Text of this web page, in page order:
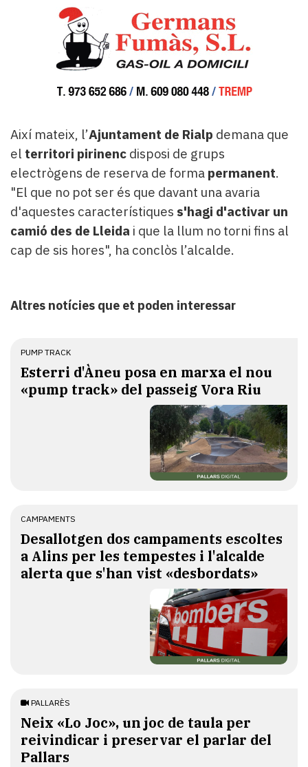
Així mateix, l’Ajuntament de Rialp demana que
el territori pirinenc disposi de grups
electrògens de reserva de forma permanent.
"El que no pot ser és que davant una avaria
d'aquestes característiques s'hagi d'activar un
camió des de Lleida i que la llum no torni fins al
cap de sis hores", ha conclòs l’alcalde.
Altres notícies que et poden interessar
PUMP TRACK
Esterri d'Àneu posa en marxa el nou
«pump track» del passeig Vora Riu
CAMPAMENTS
​Desallotgen dos campaments escoltes
a Alins per les tempestes i l'alcalde
alerta que s'han vist «desbordats»
PALLARÈS
​Neix «Lo Joc», un joc de taula per
reivindicar i preservar el parlar del
Pallars